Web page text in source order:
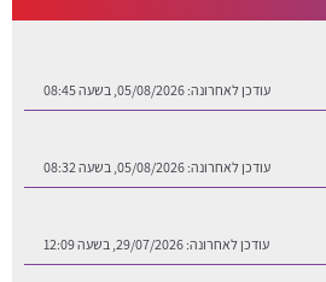
עודכן לאחרונה: 05/08/2026, בשעה 08:45
עודכן לאחרונה: 05/08/2026, בשעה 08:32
עודכן לאחרונה: 29/07/2026, בשעה 12:09